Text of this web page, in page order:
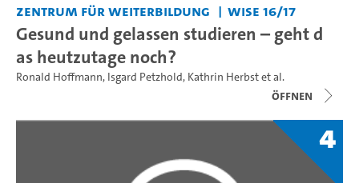
Zentrum für Weiterbildung WiSe 16/17
Gesund und gelassen studieren – geht d
as heutzutage noch?
Ronald Hoffmann, Isgard Petzhold, Kathrin Herbstet al.
Öffnen
4